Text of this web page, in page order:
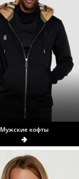
Мужские кофты